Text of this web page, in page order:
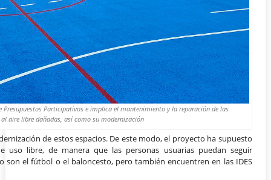
Presupuestos Participativos e implica el mantenimiento y la reparación de las
aire libre dañadas, así como su modernización
de estos espacios. De este modo, el proyecto ha supuesto
uso libre, de manera que las personas usuarias puedan seguir
son el fútbol o el baloncesto, pero también encuentren en las IDES